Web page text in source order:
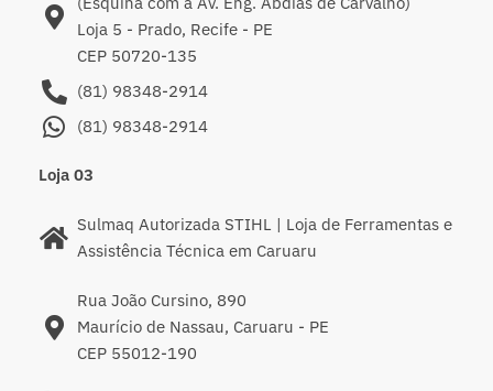
Loja 5 - Prado, Recife - PE
CEP 50720-135
(81) 98348-2914
(81) 98348-2914
Loja 03
Sulmaq Autorizada STIHL | Loja de Ferramentas e
Assistência Técnica em Caruaru
Rua João Cursino, 890
Maurício de Nassau, Caruaru - PE
CEP 55012-190